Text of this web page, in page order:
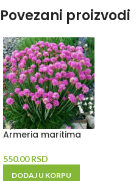
Povezani proizvodi
Armeria maritima
550.00RSD
DODAJ U KORPU